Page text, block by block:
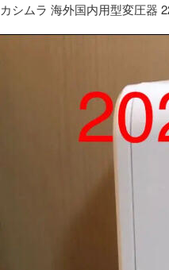
カシムラ 海外国内用型変圧器